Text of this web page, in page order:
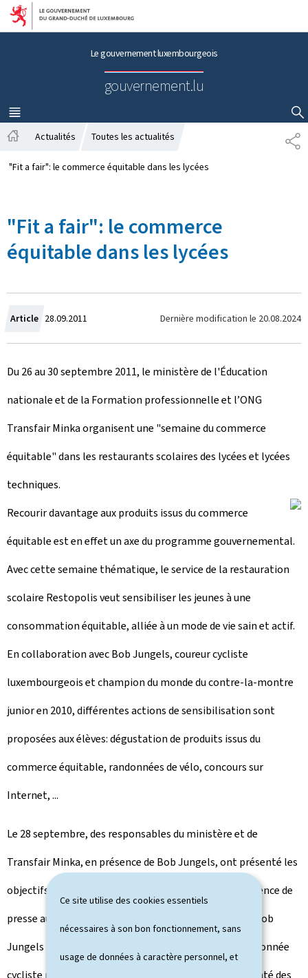
Ce site utilise des cookies essentiels
nécessaires à son bon fonctionnement, sans
usage de données à caractère personnel, et
Aller au menu principal
Aller au contenu
Le gouvernement luxembourgeois
gouvernement.lu
MENU
PRINCIPAL
AFFICHER / MASQUER LA RECHERCHE
P
A
c
i
Actualités Toutes les actualités
"Fit a fair": le commerce équitable dans les lycées
"Fit a fair": le commerce
équitable dans les lycées
Article C
r
é
e
l
e
28.09.2011 Dernière modification le 20.08.2024
Du 26 au 30 septembre 2011, le ministère de l'Éducation
nationale et de la Formation professionnelle et l’ONG
Transfair Minka organisent une "semaine du commerce
équitable" dans les restaurants scolaires des lycées et lycées
techniques.
Recourir davantage aux produits issus du commerce
équitable est en effet un axe du programme gouvernemental.
Avec cette semaine thématique, le service de la restauration
scolaire Restopolis veut sensibiliser les jeunes à une
consommation équitable, alliée à un mode de vie sain et actif.
En collaboration avec Bob Jungels, coureur cycliste
luxembourgeois et champion du monde du contre-la-montre
junior en 2010, différentes actions de sensibilisation sont
proposées aux élèves: dégustation de produits issus du
commerce équitable, randonnées de vélo, concours sur
Internet, ...
Le 28 septembre, des responsables du ministère et de
Transfair Minka, en présence de Bob Jungels, ont présenté les
objectifs de la campagne "Fit a fair", lors d'une conférence de
presse au Lycée Josy Barthel à Mamer. Dans ce cadre, Bob
Jungels s’est associé aux élèves du lycée dans une randonnée
cycliste pour la dignité des petits producteurs et la santé des